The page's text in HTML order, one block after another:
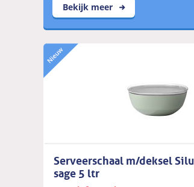
Bekijk meer
Serveerschaal m/deksel
sage 5 ltr